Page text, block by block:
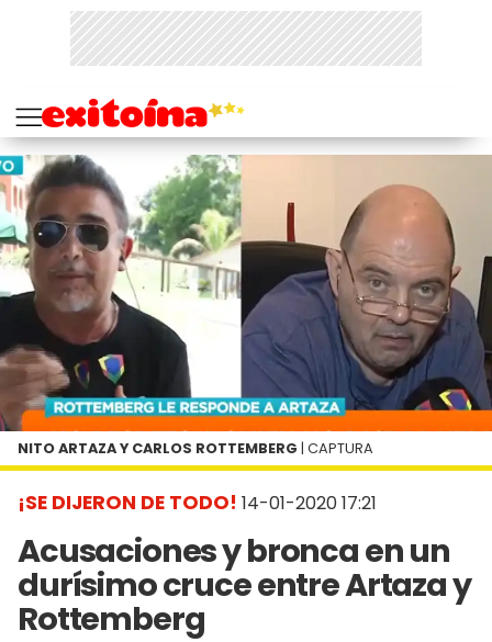
¡SE DIJERON DE TODO! 14-01-2020 17:21
Acusaciones y bronca en un
durísimo cruce entre Artaza y
Rottemberg
NITO ARTAZA Y CARLOS ROTTEMBERG | CAPTURA